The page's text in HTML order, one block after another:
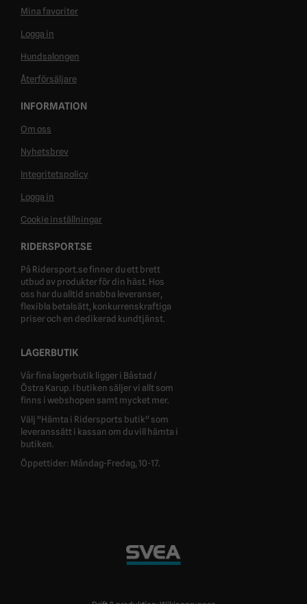
Mina favoriter
Logga in
Hundsalongen
Återförsäljare
INFORMATION
Om oss
Nyhetsbrev
Integritetspolicy
Logga in
Cookie inställningar
RIDERSPORT.SE
På Ridersport.se finner du ett brett
utbud av produkter för din häst. Hos
oss har du alltid snabba leveranser,
flexibla betalsätt, konkurrenskraftiga
priser och en dedikerad kundtjänst.
LAGERBUTIK
Vår fina lagerbutik ligger i Båstad /
Östra Karup. I butiken säljer vi allt som
finns i webshopen samt mycket mer.
Välj "Hämta i Ridersports butik" som
leveranssätt i kassan om du vill hämta i
butiken.
Öppettider: Måndag-Fredag, 10-17.